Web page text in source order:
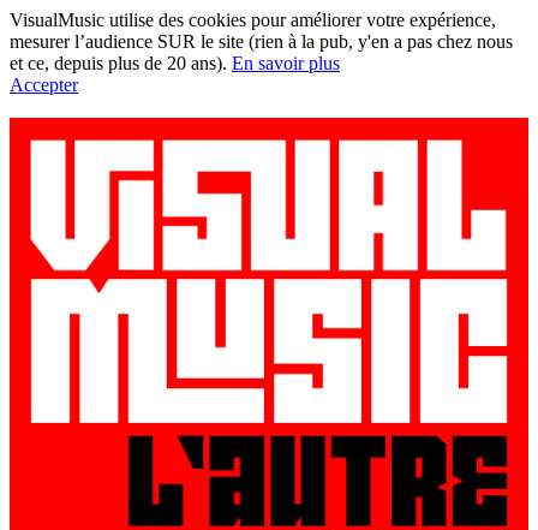
VisualMusic utilise des cookies pour améliorer votre expérience,
mesurer l’audience SUR le site (rien à la pub, y'en a pas chez nous
et ce, depuis plus de 20 ans). En savoir plus
Accepter